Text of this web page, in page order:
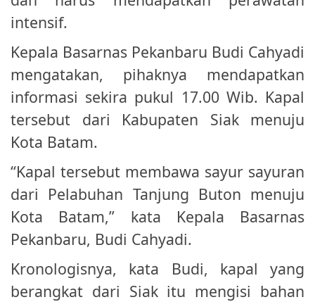
intensif.
Kepala Basarnas Pekanbaru Budi Cahyadi
mengatakan, pihaknya mendapatkan
informasi sekira pukul 17.00 Wib. Kapal
tersebut dari Kabupaten Siak menuju
Kota Batam.
“Kapal tersebut membawa sayur sayuran
dari Pelabuhan Tanjung Buton menuju
Kota Batam,” kata Kepala Basarnas
Pekanbaru, Budi Cahyadi.
Kronologisnya, kata Budi, kapal yang
berangkat dari Siak itu mengisi bahan